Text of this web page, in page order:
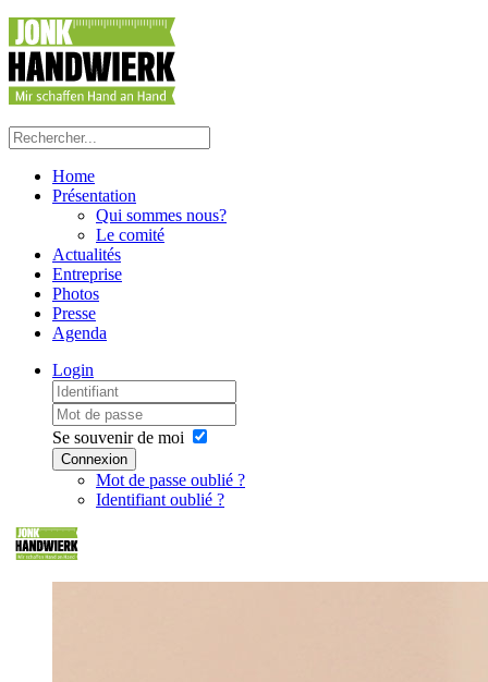
Home
Présentation
Qui sommes nous?
Le comité
Actualités
Entreprise
Photos
Presse
Agenda
Login
Se souvenir de moi
Connexion
Mot de passe oublié ?
Identifiant oublié ?